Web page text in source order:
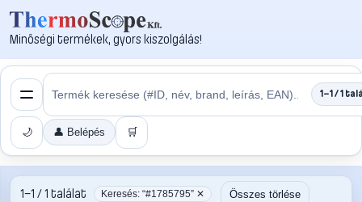
Minőségi termékek, gyors kiszolgálás!
1–1 / 1
🌙 👤 Belépés 🛒
1–1 / 1 találat Keresés: “#1785795” ✕ Összes törlése